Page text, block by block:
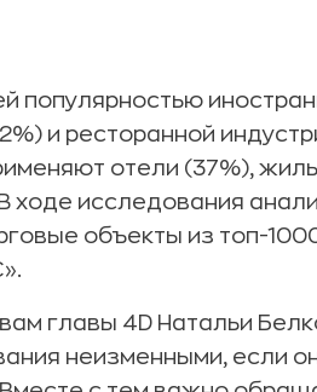
популярностью
и ресторанной
отели (37%),
ходе исследования
объекты из топ-
главы 4D Натальи
неизменными, если